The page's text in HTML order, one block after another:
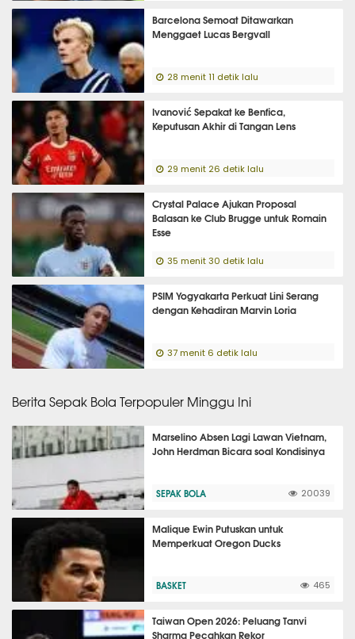
Barcelona Semoat Ditawarkan
Menggaet Lucas Bergvall
28 menit 11 detik lalu
Ivanović Sepakat ke Benfica,
Keputusan Akhir di Tangan Lens
29 menit 26 detik lalu
Crystal Palace Ajukan Proposal
Balasan ke Club Brugge untuk Romain
Esse
35 menit 30 detik lalu
PSIM Yogyakarta Perkuat Lini Serang
dengan Kehadiran Marvin Loria
37 menit 6 detik lalu
Berita Sepak Bola Terpopuler Minggu Ini
Marselino Absen Lagi Lawan Vietnam,
John Herdman Bicara soal Kondisinya
SEPAK BOLA 20039
Malique Ewin Putuskan untuk
Memperkuat Oregon Ducks
BASKET 465
Taiwan Open 2026: Peluang Tanvi
Sharma Pecahkan Rekor